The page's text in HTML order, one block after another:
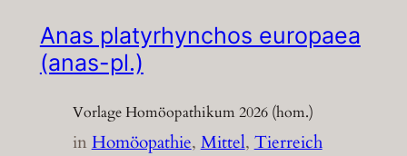
Anas platyrhynchos europaea
(anas-pl.)
Vorlage Homöopathikum 2026 (hom.)
inHomöopathie, Mittel, Tierreich